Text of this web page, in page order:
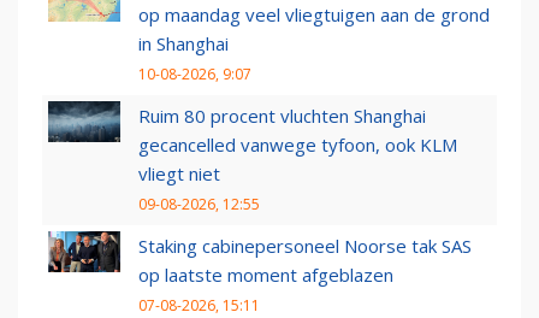
op maandag veel vliegtuigen aan de grond
in Shanghai
10-08-2026, 9:07
Ruim 80 procent vluchten Shanghai
gecancelled vanwege tyfoon, ook KLM
vliegt niet
09-08-2026, 12:55
Staking cabinepersoneel Noorse tak SAS
op laatste moment afgeblazen
07-08-2026, 15:11